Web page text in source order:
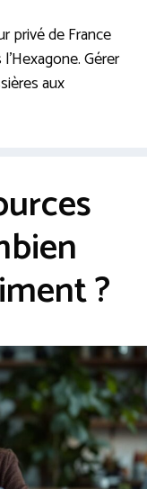
privé de France
Gérer
aux
?